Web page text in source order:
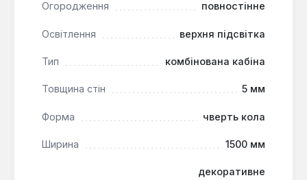
Огородження повностінне
Освітлення верхня підсвітка
Тип комбінована кабіна
Товщина стін 5 мм
Форма чверть кола
Ширина 1500 мм
декоративне